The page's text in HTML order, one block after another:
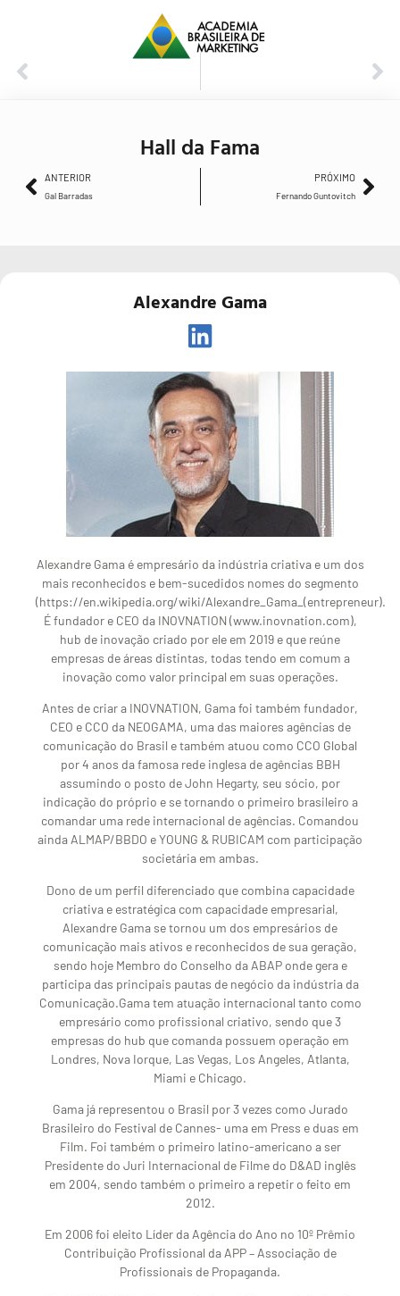
Hall da Fama
ANTERIOR
Gal Barradas
PRÓXIMO
Fernando Guntovitch
Alexandre Gama
Alexandre Gama é empresário da indústria criativa e um dos
mais reconhecidos e bem-sucedidos nomes do segmento
(https://en.wikipedia.org/wiki/Alexandre_Gama_(entrepreneur).
É fundador e CEO da INOVNATION (www.inovnation.com),
hub de inovação criado por ele em 2019 e que reúne
empresas de áreas distintas, todas tendo em comum a
inovação como valor principal em suas operações.
Antes de criar a INOVNATION, Gama foi também fundador,
CEO e CCO da NEOGAMA, uma das maiores agências de
comunicação do Brasil e também atuou como CCO Global
por 4 anos da famosa rede inglesa de agências BBH
assumindo o posto de John Hegarty, seu sócio, por
indicação do próprio e se tornando o primeiro brasileiro a
comandar uma rede internacional de agências. Comandou
ainda ALMAP/BBDO e YOUNG & RUBICAM com participação
societária em ambas.
Dono de um perfil diferenciado que combina capacidade
criativa e estratégica com capacidade empresarial,
Alexandre Gama se tornou um dos empresários de
comunicação mais ativos e reconhecidos de sua geração,
sendo hoje Membro do Conselho da ABAP onde gera e
participa das principais pautas de negócio da indústria da
Comunicação.Gama tem atuação internacional tanto como
empresário como profissional criativo, sendo que 3
empresas do hub que comanda possuem operação em
Londres, Nova Iorque, Las Vegas, Los Angeles, Atlanta,
Miami e Chicago.
Gama já representou o Brasil por 3 vezes como Jurado
Brasileiro do Festival de Cannes- uma em Press e duas em
Film. Foi também o primeiro latino-americano a ser
Presidente do Juri Internacional de Filme do D&AD inglês
em 2004, sendo também o primeiro a repetir o feito em
2012.
Em 2006 foi eleito Líder da Agência do Ano no 10º Prêmio
Contribuição Profissional da APP – Associação de
Profissionais de Propaganda.